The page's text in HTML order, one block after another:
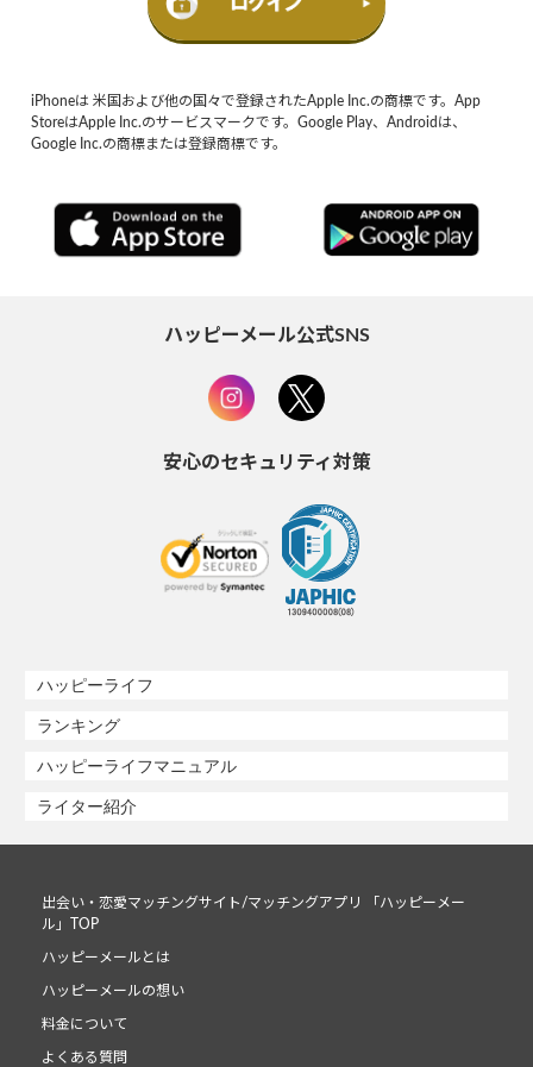
iPhoneは 米国および他の国々で登録されたApple Inc.の商標です。App
StoreはApple Inc.のサービスマークです。Google Play、Androidは、
Google Inc.の商標または登録商標です。
ハッピーメール公式SNS
安心のセキュリティ対策
ハッピーライフ
ランキング
ハッピーライフマニュアル
ライター紹介
出会い・恋愛マッチングサイト/マッチングアプリ 「ハッピーメー
ル」TOP
ハッピーメールとは
ハッピーメールの想い
料金について
よくある質問